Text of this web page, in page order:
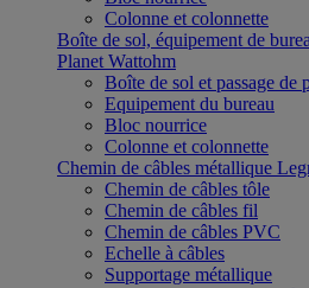
Colonne et colonnette
Boîte de sol, équipement de
Planet Wattohm
Boîte de sol et passage de
Equipement du bureau
Bloc nourrice
Colonne et colonnette
Chemin de câbles métallique
Chemin de câbles tôle
Chemin de câbles fil
Chemin de câbles PVC
Echelle à câbles
Supportage métallique